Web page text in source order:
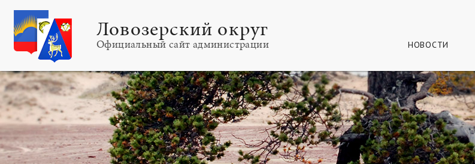
Ловозерский округ
Официальный сайт администрации НОВОСТИ